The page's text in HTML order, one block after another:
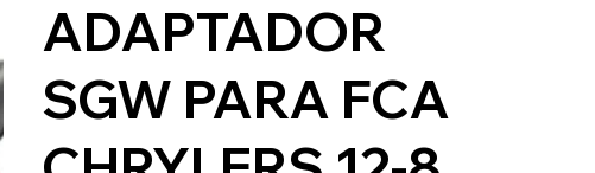
ADAPTADOR
SGW PARA FCA